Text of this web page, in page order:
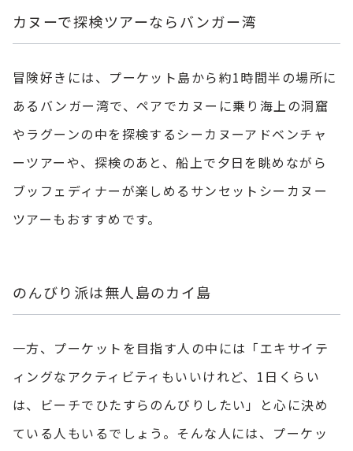
カヌーで探検ツアーならバンガー湾
冒険好きには、プーケット島から約1時間半の場所に
あるバンガー湾で、ペアでカヌーに乗り海上の洞窟
やラグーンの中を探検するシーカヌーアドベンチャ
ーツアーや、探検のあと、船上で夕日を眺めながら
ブッフェディナーが楽しめるサンセットシーカヌー
ツアーもおすすめです。
のんびり派は無人島のカイ島
一方、プーケットを目指す人の中には「エキサイテ
ィングなアクティビティもいいけれど、1日くらい
は、ビーチでひたすらのんびりしたい」と心に決め
ている人もいるでしょう。そんな人には、プーケッ